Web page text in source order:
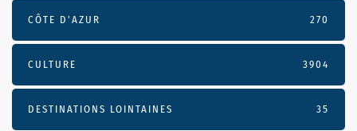
CÔTE D’AZUR 270
CULTURE 3904
DESTINATIONS LOINTAINES 35